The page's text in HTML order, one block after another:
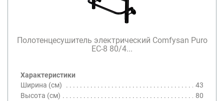
Полотенцесушитель электрический Comfysan Puro
EC-8 80/4...
Характеристики
Ширина (см)
43
Высота (см)
80